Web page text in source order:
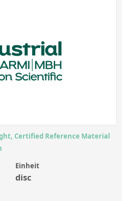
(LVU/PT)
Standards
Certified Reference Material
Einheit
disc